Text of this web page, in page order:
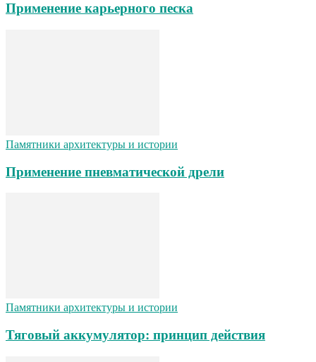
Применение карьерного песка
Памятники архитектуры и истории
Применение пневматической дрели
Памятники архитектуры и истории
Тяговый аккумулятор: принцип действия